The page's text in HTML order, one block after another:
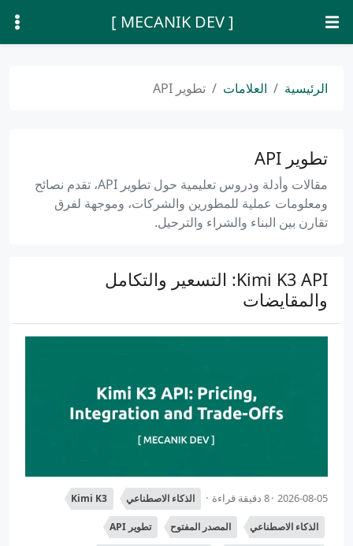
[ MECANIK DEV ]
الرئيسية العلامات تطوير API
تطوير API
مقالات وأدلة ودروس تعليمية حول تطوير API، تقدم نصائح
ومعلومات عملية للمطورين والشركات، وموجهة لفرق
تقارن بين البناء والشراء والترحيل.
Kimi K3 API: التسعير والتكامل
والمقايضات
2026-08-05 8 دقيقة قراءة الذكاء الاصطناعي Kimi K3
الذكاء الاصطناعي المصدر المفتوح تطوير API